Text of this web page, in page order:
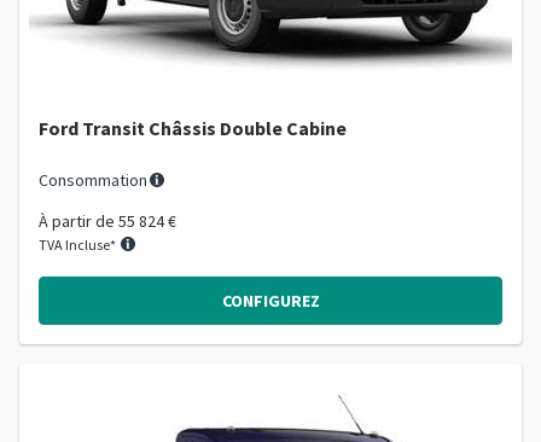
Ford Transit Châssis Double Cabine
Consommation
À partir de 55 824 €
TVA Incluse*
CONFIGUREZ